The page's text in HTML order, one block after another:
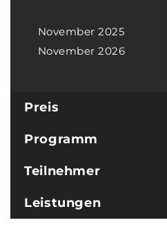
November 2025
November 2026
Preis
Programm
Teilnehmer
Leistungen